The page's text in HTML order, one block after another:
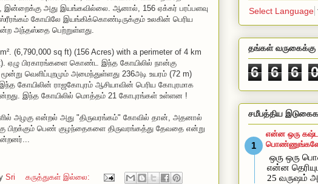
இன்றைக்கு அது இயங்கவில்லை. ஆனால், 156 ஏக்கர் பரப்பளவு
கோயிலே இயங்கிக்கொண்டிருக்கும் உலகின் பெரிய
அந்தஸ்தை பெற்றுள்ளது.
(6,790,000 sq ft) (156 Acres) with a perimeter of 4 km
ஏழு பிரகாரங்களை கொண்ட இந்த கோயிலில் நான்கு
மூன்று வெளிப்புறமும் அமைந்துள்ளது 236அடி உயரம் (72 m)
கோயிலின் ராஜகோபுரம் ஆசியாவின் பெரிய கோபுரமாக
இந்த கோயிலில் மொத்தம் 21 கோபுரங்கள் உள்ளன !
அழகு என்றல் அது "திருவரங்கம்" கோவில் தான், அதனால்
பிறக்கும் பெண் குழந்தைகளை திருவரங்கத்து தேவதை என்று
Sri
கருத்துகள் இல்லை:
Select Language
தங்கள் வருகைக்கு
6 6 6 0
சமீபத்திய
என்ன ஒரு
ஒரு ஒரு
என்ன
25 வருஷம்